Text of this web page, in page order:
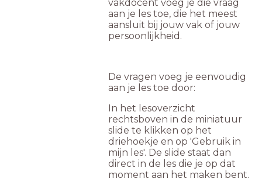
vakdocent voeg je die vraag
aan je les toe, die het meest
aansluit bij jouw vak of jouw
persoonlijkheid.
De vragen voeg je eenvoudig
aan je les toe door:
In het lesoverzicht
rechtsboven in de miniatuur
slide te klikken op het
driehoekje en op 'Gebruik in
mijn les'. De slide staat dan
direct in de les die je op dat
moment aan het maken bent.